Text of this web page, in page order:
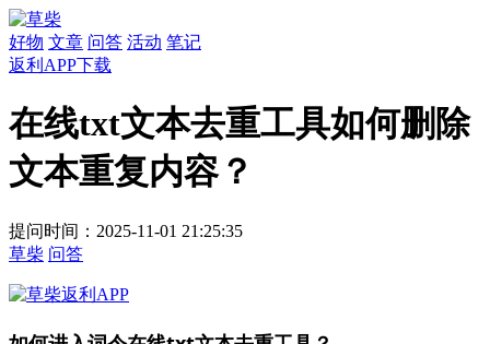
好物 文章 问答 活动 笔记
返利APP下载
在线txt文本去重工具如何删除
文本重复内容？
提问时间：2025-11-01 21:25:35
草柴 问答